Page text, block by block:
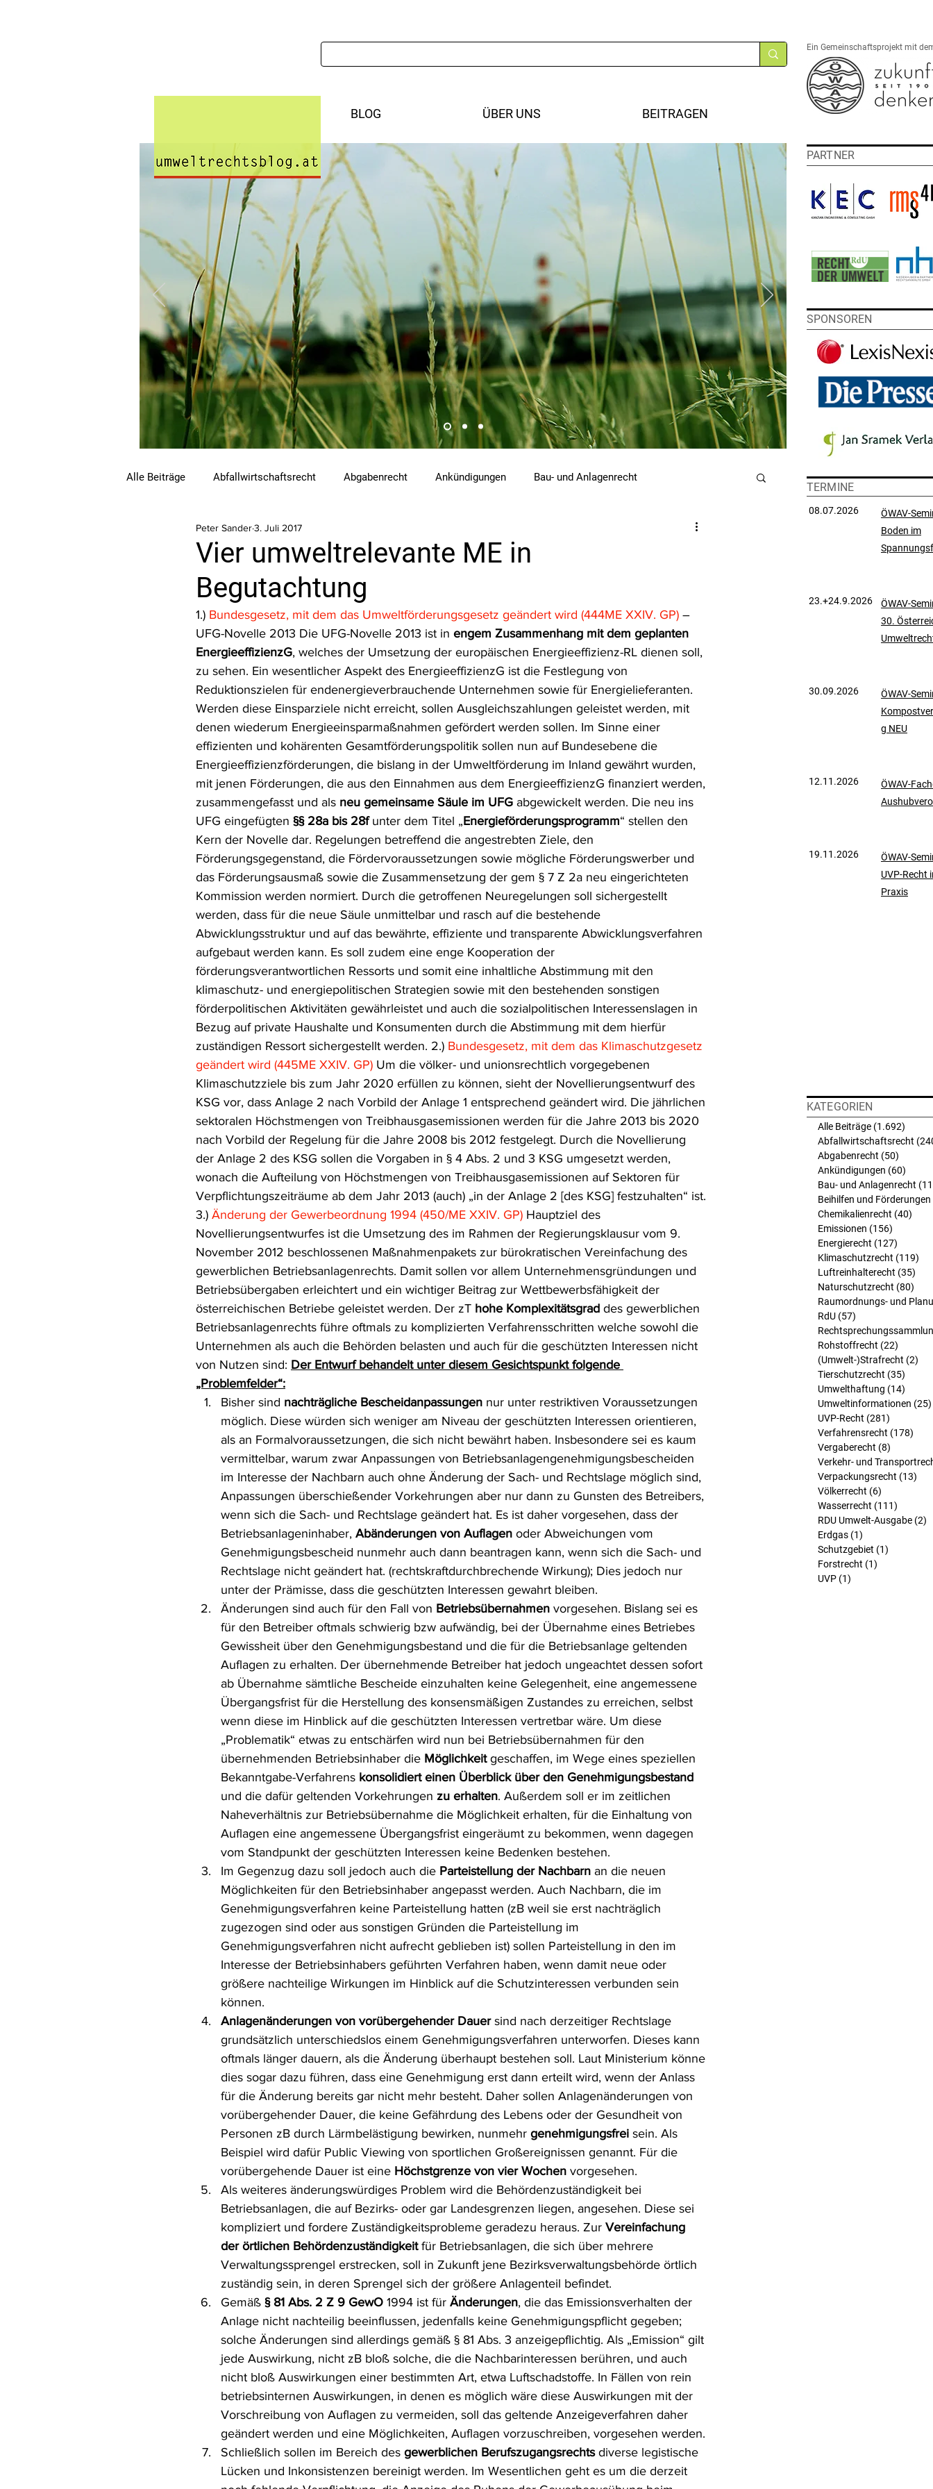
BLOG ÜBER UNS BEITRAGEN
Ein Gemeinschaftsprojekt mit
Alle Beiträge Abfallwirtschaftsrecht Abgabenrecht Ankündigungen Bau- und Anlagenrecht
Beihilfen und Förderungen
Luftreinhalterecht Naturschutzrecht
Umwelthaftung Umweltinformationen
Verkehr- und Transportrecht Völkerrecht
Wasserrecht RDU Umwelt-Ausgabe Erdgas Schutzgebiet Forstrecht
Vier umweltrelevante ME in
Begutachtung
Peter Sander3. Juli 2017
1.) Bundesgesetz, mit dem das Umweltförderungsgesetz geändert wird (444ME XXIV. GP) –
UFG-Novelle 2013 Die UFG-Novelle 2013 ist in engem Zusammenhang mit dem geplanten
EnergieeffizienzG, welches der Umsetzung der europäischen Energieeffizienz-RL dienen soll,
zu sehen. Ein wesentlicher Aspekt des EnergieeffizienzG ist die Festlegung von
Reduktionszielen für endenergieverbrauchende Unternehmen sowie für Energielieferanten.
Werden diese Einsparziele nicht erreicht, sollen Ausgleichszahlungen geleistet werden, mit
denen wiederum Energieeinsparmaßnahmen gefördert werden sollen. Im Sinne einer
effizienten und kohärenten Gesamtförderungspolitik sollen nun auf Bundesebene die
Energieeffizienzförderungen, die bislang in der Umweltförderung im Inland gewährt wurden,
mit jenen Förderungen, die aus den Einnahmen aus dem EnergieeffizienzG finanziert werden,
zusammengefasst und als neu gemeinsame Säule im UFG abgewickelt werden. Die neu ins
UFG eingefügten §§ 28a bis 28f unter dem Titel „Energieförderungsprogramm“ stellen den
Kern der Novelle dar. Regelungen betreffend die angestrebten Ziele, den
Förderungsgegenstand, die Fördervoraussetzungen sowie mögliche Förderungswerber und
das Förderungsausmaß sowie die Zusammensetzung der gem § 7 Z 2a neu eingerichteten
Kommission werden normiert. Durch die getroffenen Neuregelungen soll sichergestellt
werden, dass für die neue Säule unmittelbar und rasch auf die bestehende
Abwicklungsstruktur und auf das bewährte, effiziente und transparente Abwicklungsverfahren
aufgebaut werden kann. Es soll zudem eine enge Kooperation der
förderungsverantwortlichen Ressorts und somit eine inhaltliche Abstimmung mit den
klimaschutz- und energiepolitischen Strategien sowie mit den bestehenden sonstigen
förderpolitischen Aktivitäten gewährleistet und auch die sozialpolitischen Interessenslagen in
Bezug auf private Haushalte und Konsumenten durch die Abstimmung mit dem hierfür
zuständigen Ressort sichergestellt werden. 2.) Bundesgesetz, mit dem das Klimaschutzgesetz
geändert wird (445ME XXIV. GP) Um die völker- und unionsrechtlich vorgegebenen
Klimaschutzziele bis zum Jahr 2020 erfüllen zu können, sieht der Novellierungsentwurf des
KSG vor, dass Anlage 2 nach Vorbild der Anlage 1 entsprechend geändert wird. Die jährlichen
sektoralen Höchstmengen von Treibhausgasemissionen werden für die Jahre 2013 bis 2020
nach Vorbild der Regelung für die Jahre 2008 bis 2012 festgelegt. Durch die Novellierung
der Anlage 2 des KSG sollen die Vorgaben in § 4 Abs. 2 und 3 KSG umgesetzt werden,
wonach die Aufteilung von Höchstmengen von Treibhausgasemissionen auf Sektoren für
Verpflichtungszeiträume ab dem Jahr 2013 (auch) „in der Anlage 2 [des KSG] festzuhalten“ ist.
3.) Änderung der Gewerbeordnung 1994 (450/ME XXIV. GP) Hauptziel des
Novellierungsentwurfes ist die Umsetzung des im Rahmen der Regierungsklausur vom 9.
November 2012 beschlossenen Maßnahmenpakets zur bürokratischen Vereinfachung des
gewerblichen Betriebsanlagenrechts. Damit sollen vor allem Unternehmensgründungen und
Betriebsübergaben erleichtert und ein wichtiger Beitrag zur Wettbewerbsfähigkeit der
österreichischen Betriebe geleistet werden. Der zT hohe Komplexitätsgrad des gewerblichen
Betriebsanlagenrechts führe oftmals zu komplizierten Verfahrensschritten welche sowohl die
Unternehmen als auch die Behörden belasten und auch für die geschützten Interessen nicht
von Nutzen sind: Der Entwurf behandelt unter diesem Gesichtspunkt folgende
„Problemfelder“:
Bisher sind nachträgliche Bescheidanpassungen nur unter restriktiven Voraussetzungen
möglich. Diese würden sich weniger am Niveau der geschützten Interessen orientieren,
als an Formalvoraussetzungen, die sich nicht bewährt haben. Insbesondere sei es kaum
vermittelbar, warum zwar Anpassungen von Betriebsanlagengenehmigungsbescheiden
im Interesse der Nachbarn auch ohne Änderung der Sach- und Rechtslage möglich sind,
Anpassungen überschießender Vorkehrungen aber nur dann zu Gunsten des Betreibers,
wenn sich die Sach- und Rechtslage geändert hat. Es ist daher vorgesehen, dass der
Betriebsanlageninhaber, Abänderungen von Auflagen oder Abweichungen vom
Genehmigungsbescheid nunmehr auch dann beantragen kann, wenn sich die Sach- und
Rechtslage nicht geändert hat. (rechtskraftdurchbrechende Wirkung); Dies jedoch nur
unter der Prämisse, dass die geschützten Interessen gewahrt bleiben.
Änderungen sind auch für den Fall von Betriebsübernahmen vorgesehen. Bislang sei es
für den Betreiber oftmals schwierig bzw aufwändig, bei der Übernahme eines Betriebes
Gewissheit über den Genehmigungsbestand und die für die Betriebsanlage geltenden
Auflagen zu erhalten. Der übernehmende Betreiber hat jedoch ungeachtet dessen sofort
ab Übernahme sämtliche Bescheide einzuhalten keine Gelegenheit, eine angemessene
Übergangsfrist für die Herstellung des konsensmäßigen Zustandes zu erreichen, selbst
wenn diese im Hinblick auf die geschützten Interessen vertretbar wäre. Um diese
„Problematik“ etwas zu entschärfen wird nun bei Betriebsübernahmen für den
übernehmenden Betriebsinhaber die Möglichkeit geschaffen, im Wege eines speziellen
Bekanntgabe-Verfahrens konsolidiert einen Überblick über den Genehmigungsbestand
und die dafür geltenden Vorkehrungen zu erhalten. Außerdem soll er im zeitlichen
Naheverhältnis zur Betriebsübernahme die Möglichkeit erhalten, für die Einhaltung von
Auflagen eine angemessene Übergangsfrist eingeräumt zu bekommen, wenn dagegen
vom Standpunkt der geschützten Interessen keine Bedenken bestehen.
Im Gegenzug dazu soll jedoch auch die Parteistellung der Nachbarn an die neuen
Möglichkeiten für den Betriebsinhaber angepasst werden. Auch Nachbarn, die im
Genehmigungsverfahren keine Parteistellung hatten (zB weil sie erst nachträglich
zugezogen sind oder aus sonstigen Gründen die Parteistellung im
Genehmigungsverfahren nicht aufrecht geblieben ist) sollen Parteistellung in den im
Interesse der Betriebsinhabers geführten Verfahren haben, wenn damit neue oder
größere nachteilige Wirkungen im Hinblick auf die Schutzinteressen verbunden sein
können.
Anlagenänderungen von vorübergehender Dauer sind nach derzeitiger Rechtslage
grundsätzlich unterschiedslos einem Genehmigungsverfahren unterworfen. Dieses kann
oftmals länger dauern, als die Änderung überhaupt bestehen soll. Laut Ministerium könne
dies sogar dazu führen, dass eine Genehmigung erst dann erteilt wird, wenn der Anlass
für die Änderung bereits gar nicht mehr besteht. Daher sollen Anlagenänderungen von
vorübergehender Dauer, die keine Gefährdung des Lebens oder der Gesundheit von
Personen zB durch Lärmbelästigung bewirken, nunmehr genehmigungsfrei sein. Als
Beispiel wird dafür Public Viewing von sportlichen Großereignissen genannt. Für die
vorübergehende Dauer ist eine Höchstgrenze von vier Wochen vorgesehen.
Als weiteres änderungswürdiges Problem wird die Behördenzuständigkeit bei
Betriebsanlagen, die auf Bezirks- oder gar Landesgrenzen liegen, angesehen. Diese sei
kompliziert und fordere Zuständigkeitsprobleme geradezu heraus. Zur Vereinfachung
der örtlichen Behördenzuständigkeit für Betriebsanlagen, die sich über mehrere
Verwaltungssprengel erstrecken, soll in Zukunft jene Bezirksverwaltungsbehörde örtlich
zuständig sein, in deren Sprengel sich der größere Anlagenteil befindet.
Gemäß § 81 Abs. 2 Z 9 GewO 1994 ist für Änderungen, die das Emissionsverhalten der
Anlage nicht nachteilig beeinflussen, jedenfalls keine Genehmigungspflicht gegeben;
solche Änderungen sind allerdings gemäß § 81 Abs. 3 anzeigepflichtig. Als „Emission“ gilt
jede Auswirkung, nicht zB bloß solche, die die Nachbarinteressen berühren, und auch
nicht bloß Auswirkungen einer bestimmten Art, etwa Luftschadstoffe. In Fällen von rein
betriebsinternen Auswirkungen, in denen es möglich wäre diese Auswirkungen mit der
Vorschreibung von Auflagen zu vermeiden, soll das geltende Anzeigeverfahren daher
geändert werden und eine Möglichkeiten, Auflagen vorzuschreiben, vorgesehen werden.
Schließlich sollen im Bereich des gewerblichen Berufszugangsrechts diverse legistische
Lücken und Inkonsistenzen bereinigt werden. Im Wesentlichen geht es um die derzeit
Alle Beiträge (1.692)
Abfallwirtschaftsrecht
Abgabenrecht (50)
Ankündigungen (60)
Bau- und Anlagenrecht
Beihilfen und Förderungen
Chemikalienrecht (40)
Emissionen (156)
Energierecht (127)
Klimaschutzrecht (119)
Luftreinhalterecht (35)
Naturschutzrecht (80)
Raumordnungs- und
RdU (57)
Rohstoffrecht (22)
(Umwelt-)Strafrecht (2)
Tierschutzrecht (35)
Umwelthaftung (14)
Umweltinformationen (25)
UVP-Recht (281)
Verfahrensrecht (178)
Vergaberecht (8)
Verkehr- und
Verpackungsrecht (13)
Völkerrecht (6)
Wasserrecht (111)
RDU Umwelt-Ausgabe (2)
Erdgas (1)
Schutzgebiet (1)
Forstrecht (1)
UVP (1)
08.07.2026
ÖWAV-
Boden im
23.+24.9.2026
ÖWAV-
30.
30.09.2026
ÖWAV-
g NEU
12.11.2026
ÖWAV-
19.11.2026
ÖWAV-
UVP-Recht
Praxis
PARTNER
TERMINE
SPONSOREN
KATEGORIEN